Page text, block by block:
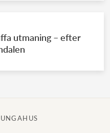
utmaning – efter